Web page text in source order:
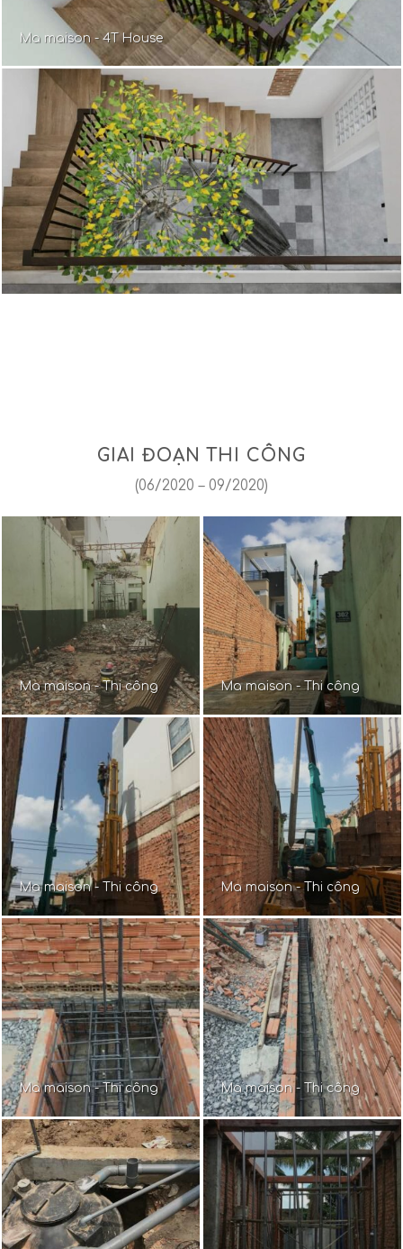
Ma maison - 4T House
GIAI ĐOẠN THI CÔNG
(06/2020 – 09/2020)
Ma maison - Thi công Ma maison - Thi công
Ma maison - Thi công Ma maison - Thi công
Ma maison - Thi công Ma maison - Thi công